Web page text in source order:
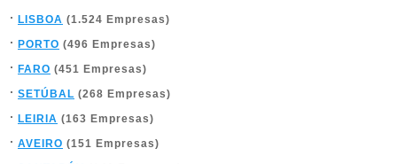
LISBOA (1.524 Empresas)
PORTO (496 Empresas)
FARO (451 Empresas)
SETÚBAL (268 Empresas)
LEIRIA (163 Empresas)
AVEIRO (151 Empresas)